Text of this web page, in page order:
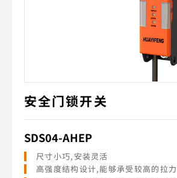
安全门锁开关
SDS04-AHEP
尺寸小巧,安装灵活
高强度结构设计,能够承受较高的拉力